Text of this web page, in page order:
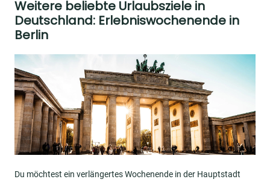
Weitere beliebte Urlaubsziele in
Deutschland: Erlebniswochenende in
Berlin
Image
Du möchtest ein verlängertes Wochenende in der Hauptstadt